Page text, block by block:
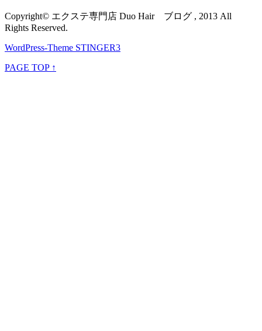
Copyright© エクステ専門店 Duo Hair ブログ , 2013 All
Rights Reserved.
WordPress-Theme STINGER3
PAGE TOP ↑